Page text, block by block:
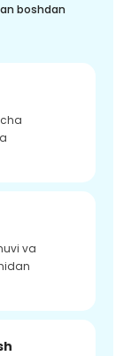
boshdan
va